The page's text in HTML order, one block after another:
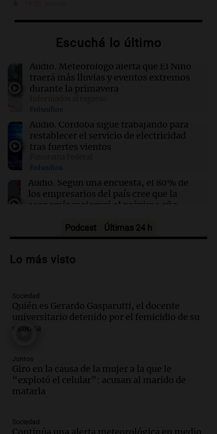
en histórica visita a Ecuador
Trump firma órdenes para limitar el 'turismo
de nacimiento' y la ciudadanía automática
La joven Candela Arizaga testifica sobre su
relación con Facundo Moyano en medio de
acusaciones
Finalizan las lluvias en el AMBA: frío extremo
y mínimas de hasta 1 grado se esperan
Escuchá lo último
Audio. Meteorólogo alerta que El Niño
traerá más lluvias y eventos extremos
durante la primavera
Episodios
Audio. Córdoba sigue trabajando para
restablecer el servicio de electricidad
tras fuertes vientos
Episodios
Audio. Según una encuesta, el 80% de
los empresarios del país cree que la
economía mejorará el próximo año
Audio.Carolina Losada: "Faltó que el
ley de propiedad privada
Audio.
en Rosario contra la ley de Propiedad
Privada.
Viva la Radio Rosario
Audio.
la ley de Propiedad Privada debatida en
el Senado.
Viva la Radio Rosario
por la Ley de Tierras: "Construyeron un
Podcast Últimas 24 h
Lo más visto
Sociedad
Quién es Gerardo Gasparutti, el docente
universitario detenido por el femicidio de su
esposa
Juntos
Giro en la causa de la mujer a la que le
“explotó el celular”: acusan al marido de
matarla
Sociedad